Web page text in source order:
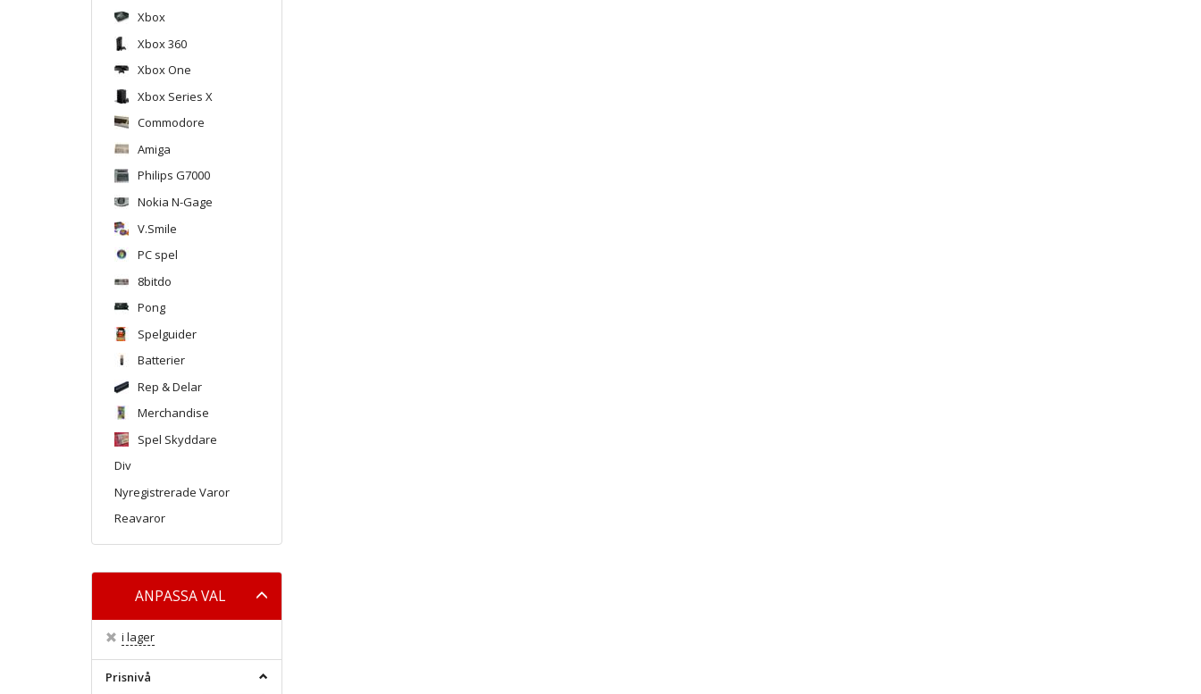
Xbox
Xbox 360
Xbox One
Xbox Series X
Commodore
Amiga
Philips G7000
Nokia N-Gage
V.Smile
PC spel
8bitdo
Pong
Spelguider
Batterier
Rep & Delar
Merchandise
Spel Skyddare
Div
Nyregistrerade Varor
Reavaror
ANPASSA VAL
i lager
Prisnivå